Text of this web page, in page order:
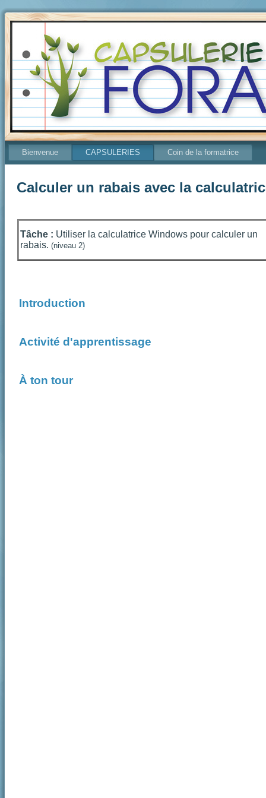
Bienvenue CAPSULERIES Coin de la formatrice
Calculer un rabais avec la
Tâche : Utiliser la calculatrice Windows pour calculer un
rabais. (niveau 2)
Introduction
Activité d'apprentissage
À ton tour